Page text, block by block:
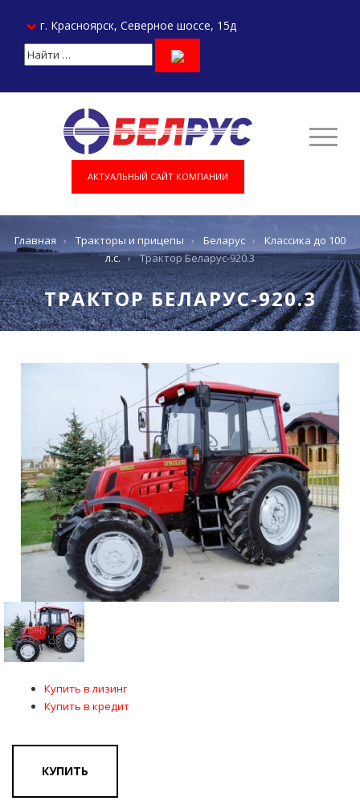
г. Красноярск, Северное шоссе, 15д
АКТУАЛЬНЫЙ САЙТ КОМПАНИИ
Главная › Тракторы и прицепы › Беларус ›
Классика до 100
л.с. › Трактор Беларус-920.3
ТРАКТОР БЕЛАРУС-920.3
Купить в лизинг
Купить в кредит
КУПИТЬ